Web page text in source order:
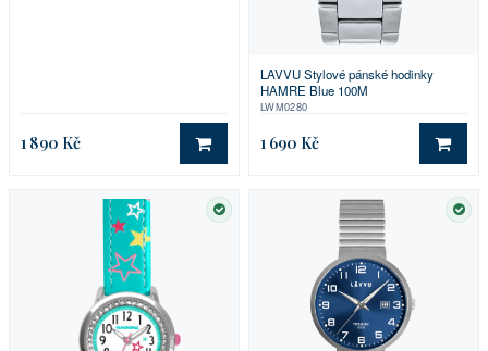
1 890 Kč DO KOŠÍKU
LAVVU Stylové pánské hodinky
HAMRE Blue 100M
LWM0280
1 690 Kč DO
SKLADEM